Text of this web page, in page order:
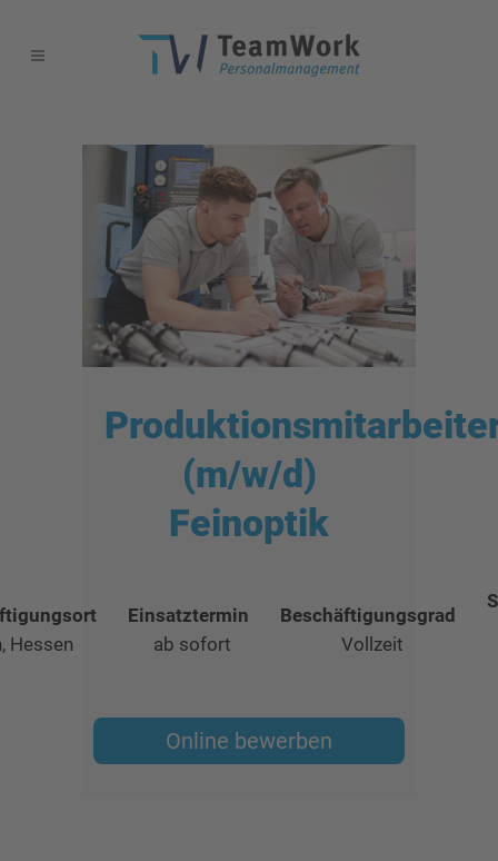
(m/w/d)
Feinoptik
Hessen
Einsatztermin
ab sofort
Beschäftigungsgrad
Vollzeit
Online bewerben